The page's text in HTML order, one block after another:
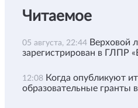
Читаемое
05 августа, 22:44 Верховой
зарегистрирован в ГЛПР
12:08 Когда опубликуют
образовательные гранты